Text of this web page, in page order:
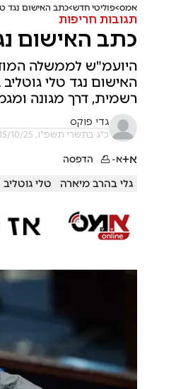
אמס פוליטי חדש כתב האישום נגד
תגובות חריפות
כתב האישום
היועמ"ש לממשלה
האישום נגד טלי
רשמית, דרך מגונה
גדי פוקס
כ"ג בתשרי תשפ"ו, 15/10/25 22:16
א+א- הדפסה
גלי בהרב מיארה טלי גוטליב